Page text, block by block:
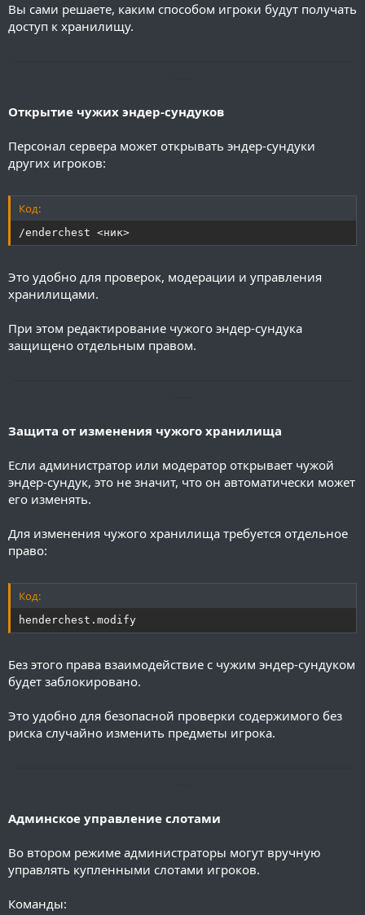
Вы сами решаете, каким способом игроки будут получать
доступ к хранилищу.
Открытие чужих эндер-сундуков
Персонал сервера может открывать эндер-сундуки
других игроков:
Код:
/enderchest <ник>
Это удобно для проверок, модерации и управления
хранилищами.
При этом редактирование чужого эндер-сундука
защищено отдельным правом.
Защита от изменения чужого хранилища
Если администратор или модератор открывает чужой
эндер-сундук, это не значит, что он автоматически может
его изменять.
Для изменения чужого хранилища требуется отдельное
право:
Код:
henderchest.modify
Без этого права взаимодействие с чужим эндер-сундуком
будет заблокировано.
Это удобно для безопасной проверки содержимого без
риска случайно изменить предметы игрока.
Админское управление слотами
Во втором режиме администраторы могут вручную
управлять купленными слотами игроков.
Команды: